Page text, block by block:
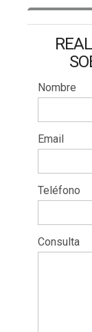
Nombre
Email
Teléfono
Consulta